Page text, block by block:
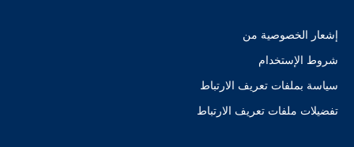
إشعار الخصوصية من
شروط الإستخدام
سياسة بملفات تعريف الارتباط
تفضيلات ملفات تعريف الارتباط